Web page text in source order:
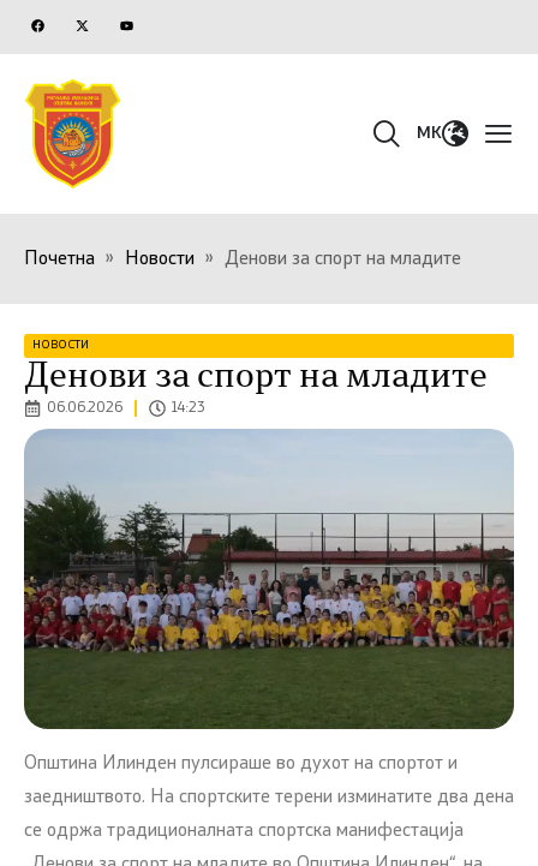
MK
Почетна » Новости » Денови за спорт на младите
НОВОСТИ
Денови за спорт на младите
06.06.2026 14:23
Општина Илинден пулсираше во духот на спортот и
заедништвото. На спортските терени изминатите два дена
се одржа традиционалната спортска манифестација